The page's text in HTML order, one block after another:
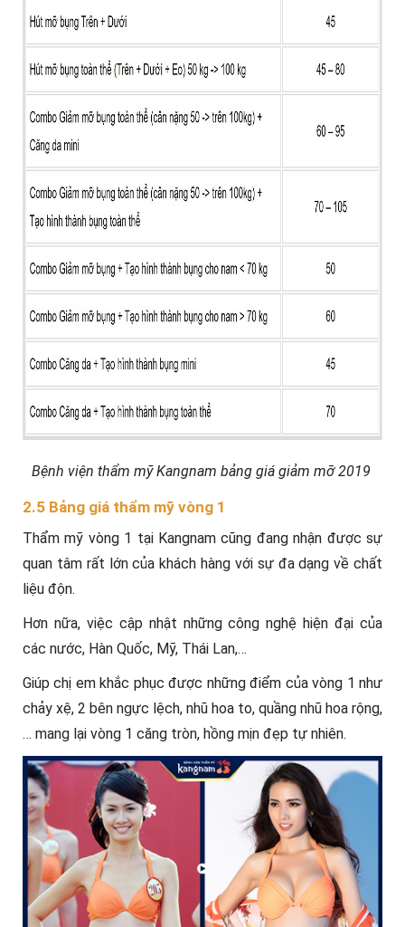
Bệnh viện thẩm mỹ Kangnam bảng giá giảm mỡ 2019
2.5 Bảng giá thẩm mỹ vòng 1
Thẩm mỹ vòng 1 tại Kangnam cũng đang nhận được sự
quan tâm rất lớn của khách hàng với sự đa dạng về chất
liệu độn.
Hơn nữa, việc cập nhật những công nghệ hiện đại của
các nước, Hàn Quốc, Mỹ, Thái Lan,…
Giúp chị em khắc phục được những điểm của vòng 1 như
chảy xệ, 2 bên ngực lệch, nhũ hoa to, quầng nhũ hoa rộng,
… mang lại vòng 1 căng tròn, hồng mịn đẹp tự nhiên.